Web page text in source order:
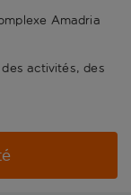
Amadria
activités, des